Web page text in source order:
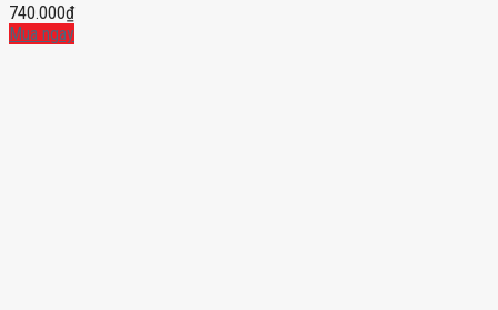
740.000₫
Mua ngay